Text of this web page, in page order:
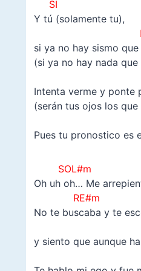
SI
Y tú (solamente tu),
FA#/
si ya no hay sismo
(si ya no hay nada que
Intenta verme y ponte
(serán tus ojos los que
MI
Pues tu pronostico es
SOL#m
Oh uh oh… Me
RE#m
No te buscaba y te
y siento que aunque